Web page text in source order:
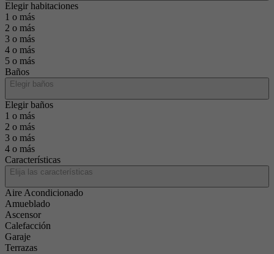
Elegir habitaciones
1 o más
2 o más
3 o más
4 o más
5 o más
Baños
Elegir baños
Elegir baños
1 o más
2 o más
3 o más
4 o más
Características
Elija las características
Aire Acondicionado
Amueblado
Ascensor
Calefacción
Garaje
Terrazas